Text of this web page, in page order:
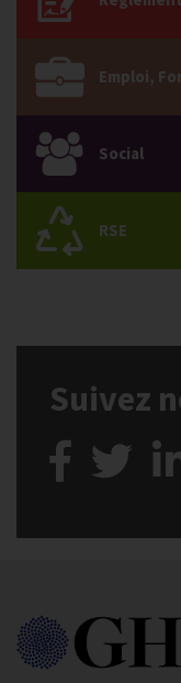
Emploi,
Social
RSE
Suivez